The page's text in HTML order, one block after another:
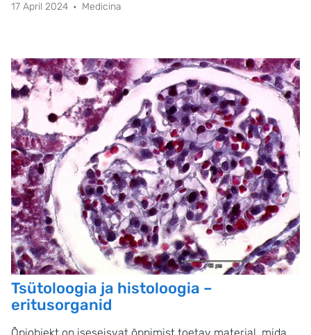
17 April 2024 Medicina
Tsütoloogia ja histoloogia –
eritusorganid